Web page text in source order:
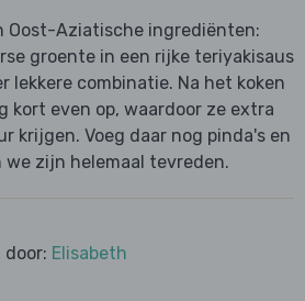
Oost-Aziatische ingrediënten:
groente in een rijke teriyakisaus
lekkere combinatie. Na het koken
kort even op, waardoor ze extra
krijgen. Voeg daar nog pinda's en
we zijn helemaal tevreden.
door: Elisabeth